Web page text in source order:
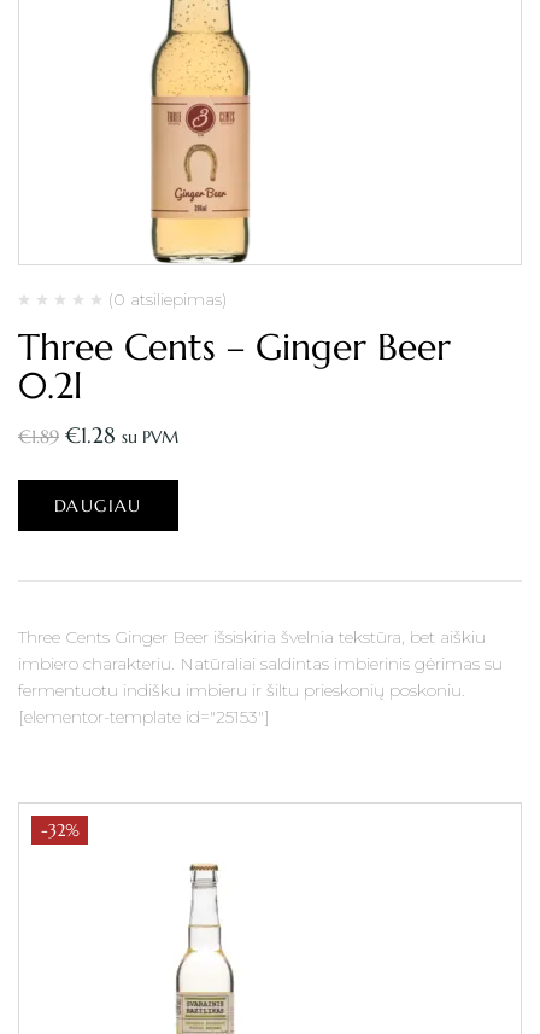
(0 atsiliepimas)
Three Cents – Ginger Beer
0.2l
€1.89 €1.28 su PVM
DAUGIAU
Three Cents Ginger Beer išsiskiria švelnia tekstūra, bet aiškiu
imbiero charakteriu. Natūraliai saldintas imbierinis gėrimas su
fermentuotu indišku imbieru ir šiltu prieskonių poskoniu.
[elementor-template id="25153"]
-32%